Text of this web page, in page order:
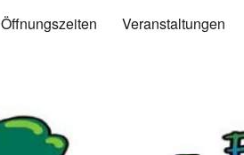
Öffnungszeiten Veranstaltungen